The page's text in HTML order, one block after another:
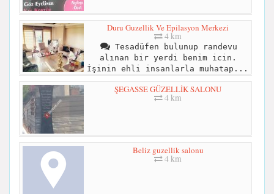
Duru Guzellik Ve Epilasyon Merkezi
4 km
Tesadüfen bulunup randevu
alınan bir yerdi benim icin.
İşinin ehli insanlarla muhatap...
ŞEGASSE GÜZELLİK SALONU
4 km
Beliz guzellik salonu
4 km